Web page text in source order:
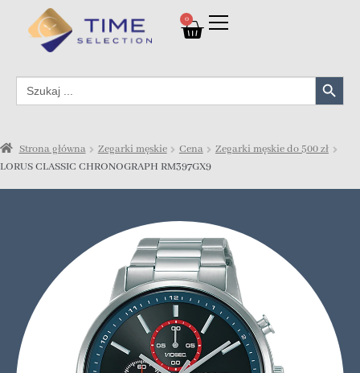
0
Search
for:
Search Button
Strona główna Zegarki męskie Cena
Zegarki męskie do 500 zł
LORUS CLASSIC CHRONOGRAPH RM397GX9